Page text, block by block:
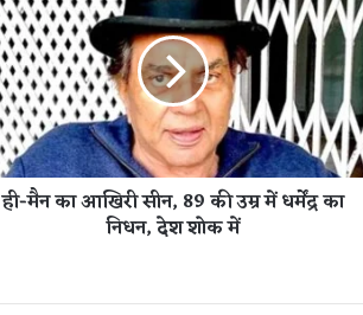
ही-मैन का आखिरी सीन, 89 की उम्र में धर्मेंद्र का
निधन, देश शोक में